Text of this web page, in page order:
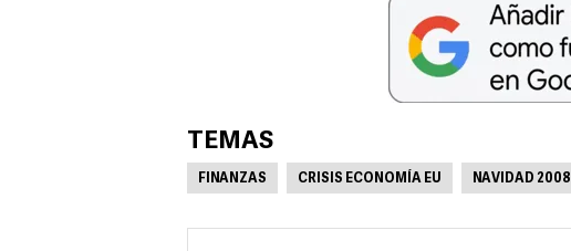
TEMAS
FINANZAS CRISIS ECONOMÍA EU NAVIDAD 2008